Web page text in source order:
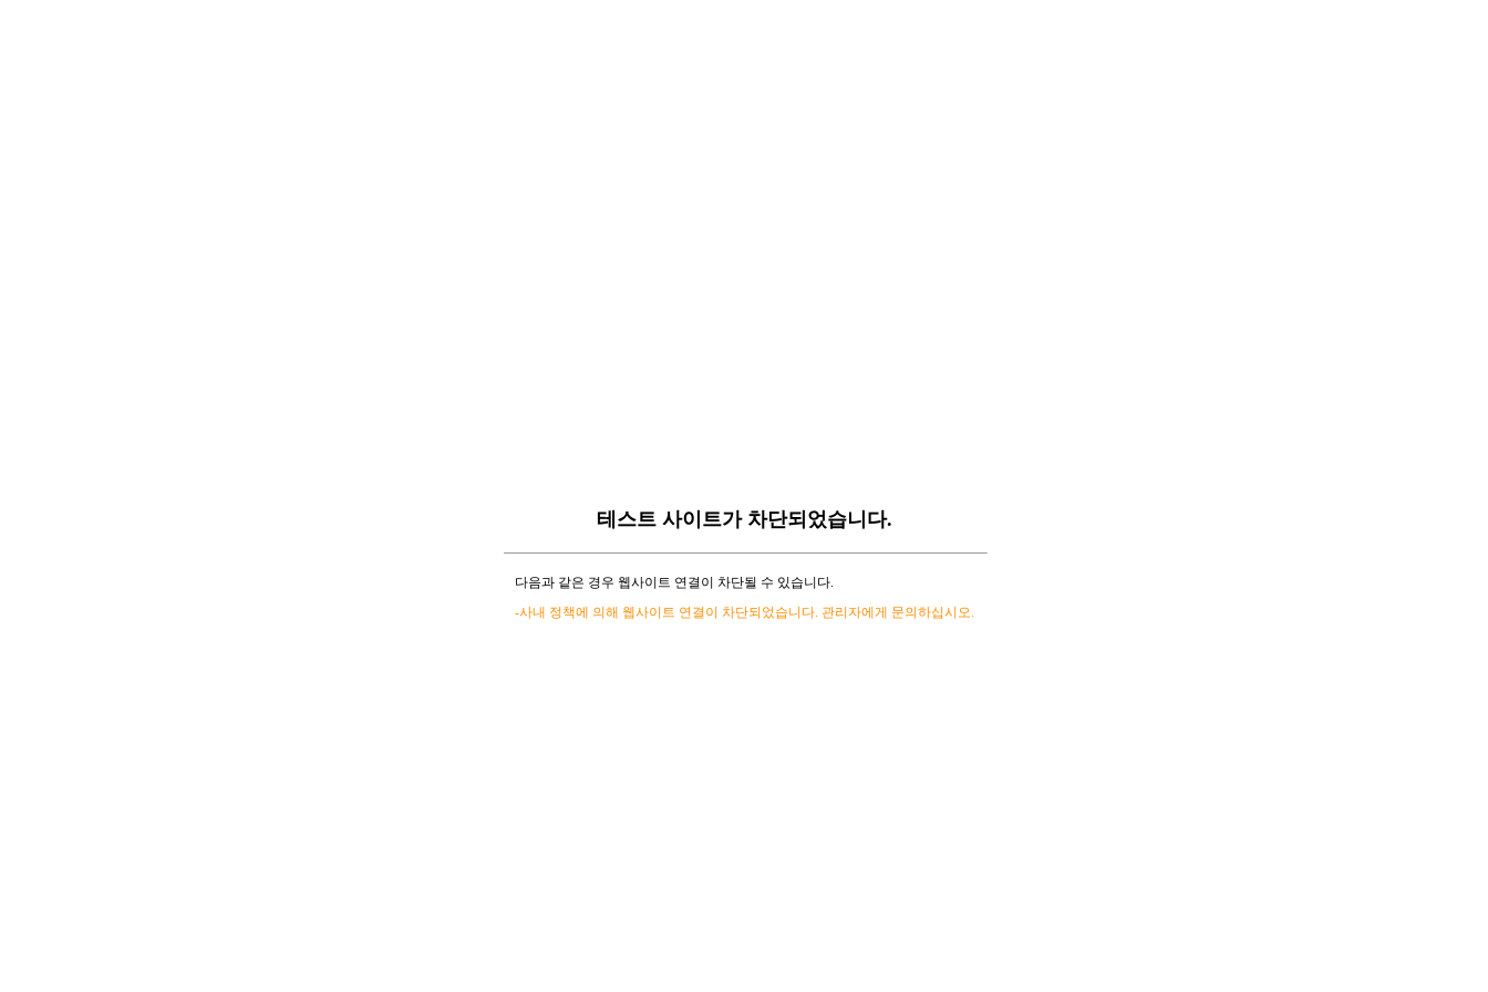
테스트 사이트가 차단되었습니다.
다음과 같은 경우 웹사이트 연결이 차단될 수 있습니다.
-사내 정책에 의해 웹사이트 연결이 차단되었습니다. 관리자에게 문의하십시오.